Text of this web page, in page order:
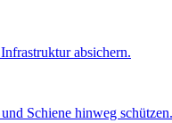
absichern.
Schiene hinweg schützen.